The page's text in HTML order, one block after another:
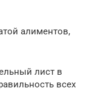
алиментов,
лист в
всех